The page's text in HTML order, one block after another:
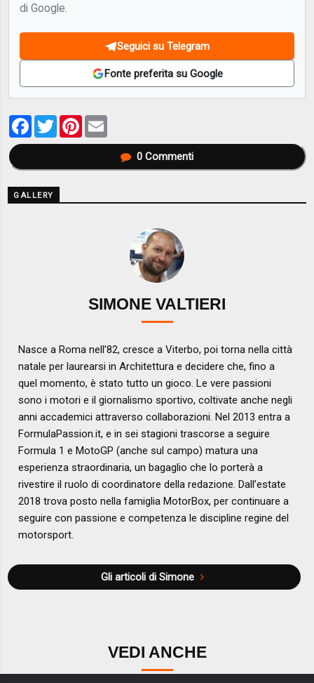
di Google.
Seguici su Telegram
Fonte preferita su Google
Facebook
TwitterPinterest
0Commenti
GALLERY
SIMONE VALTIERI
Nasce a Roma nell’82, cresce a Viterbo, poi torna nella città
natale per laurearsi in Architettura e decidere che, fino a
quel momento, è stato tutto un gioco. Le vere passioni
sono i motori e il giornalismo sportivo, coltivate anche negli
anni accademici attraverso collaborazioni. Nel 2013 entra a
FormulaPassion.it, e in sei stagioni trascorse a seguire
Formula 1 e MotoGP (anche sul campo) matura una
esperienza straordinaria, un bagaglio che lo porterà a
rivestire il ruolo di coordinatore della redazione. Dall’estate
2018 trova posto nella famiglia MotorBox, per continuare a
seguire con passione e competenza le discipline regine del
motorsport.
Gli articoli di Simone
VEDI ANCHE